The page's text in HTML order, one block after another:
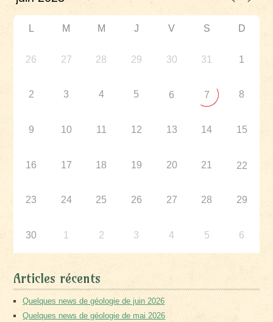
L M M J V S D
26 27 28 29 30 31 1
2 3 4 5 6 7 8
9 10 11 12 13 14 15
16 17 18 19 20 21 22
23 24 25 26 27 28 29
30 1 2 3 4 5 6
Articles récents
Quelques news de géologie de juin 2026
Quelques news de géologie de mai 2026